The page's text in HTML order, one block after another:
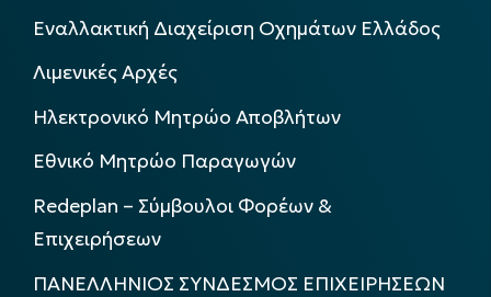
Εναλλακτική Διαχείριση Οχημάτων Ελλάδος
Λιμενικές Αρχές
Ηλεκτρονικό Μητρώο Αποβλήτων
Εθνικό Μητρώο Παραγωγών
Redeplan – Σύμβουλοι Φορέων &
Επιχειρήσεων
ΠΑΝΕΛΛΗΝΙΟΣ ΣΥΝΔΕΣΜΟΣ ΕΠΙΧΕΙΡΗΣΕΩΝ